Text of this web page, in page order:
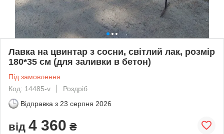
Лавка на цвинтар з сосни, світлий лак, розмір
180*35 см (для заливки в бетон)
Під замовлення
Код: 14485-v
Роздріб
Відправка з 23 серпня 2026
від 4 360 ₴